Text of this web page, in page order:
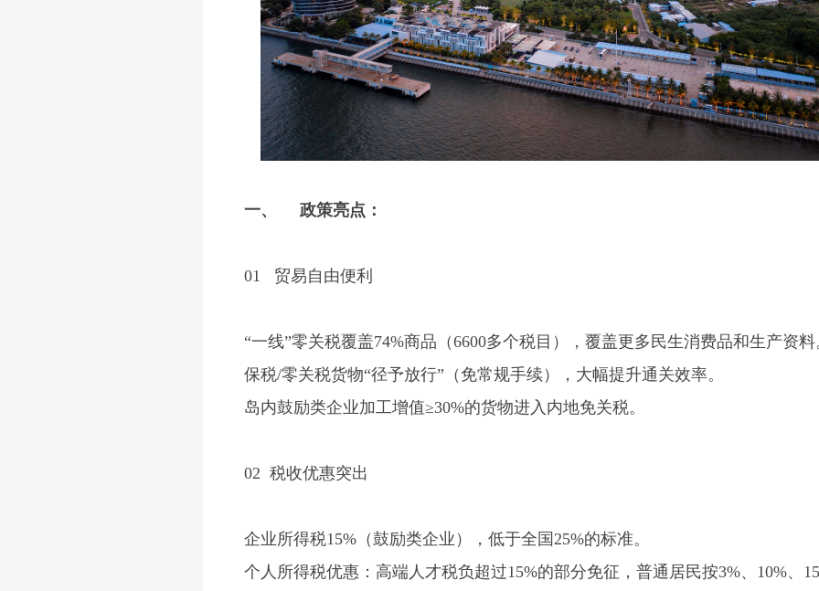
一、 政策亮点：
01 贸易自由便利
“一线”零关税覆盖74%商品（6600多个税目），覆盖更多民生消费品和生产资料
保税/零关税货物“径予放行” （免常规手续），大幅提升通关效率。
岛内鼓励类企业加工增值≥30%的货物进入内地免关税。
02 税收优惠突出
企业所得税15% （鼓励类企业），低于全国 25%的标准。
个人所得税优惠：高端人才税负超过15%的部分免征，普通居民按3%、 10%、